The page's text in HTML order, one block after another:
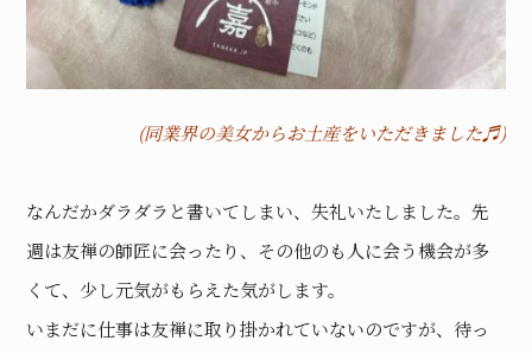
(同業界の美女からお土産をいただきました♬)
なんだかダラダラと書いてしまい、失礼いたしました。先
週は友禅の師匠に会ったり、その他のも人に会う機会が多
くて、少し元気がもらえた気がします。
いまだに仕事は友禅に取り掛かれていないのですが、待っ